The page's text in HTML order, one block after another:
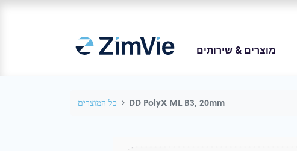
מוצרים & שירותים
כל המוצרים DD PolyX ML B3, 20mm